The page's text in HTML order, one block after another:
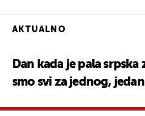
AKTUALNO
Dan kada je pala
smo svi za jednog, jedan